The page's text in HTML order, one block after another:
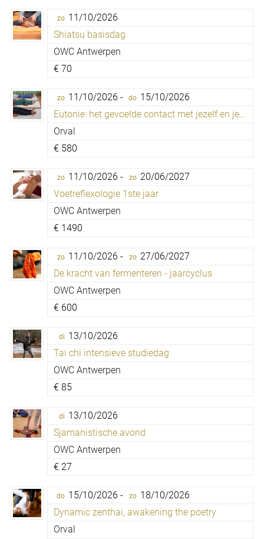
zo 11/10/2026
Shiatsu basisdag
OWC Antwerpen
€ 70
zo 11/10/2026 - do 15/10/2026
Eutonie: het gevoelde contact met jezelf en je omgeving
Orval
€ 580
zo 11/10/2026 - zo 20/06/2027
Voetreflexologie 1ste jaar
OWC Antwerpen
€ 1490
zo 11/10/2026 - zo 27/06/2027
De kracht van fermenteren - jaarcyclus
OWC Antwerpen
€ 600
di 13/10/2026
Tai chi intensieve studiedag
OWC Antwerpen
€ 85
di 13/10/2026
Sjamanistische avond
OWC Antwerpen
€ 27
do 15/10/2026 - zo 18/10/2026
Dynamic zenthai, awakening the poetry
Orval